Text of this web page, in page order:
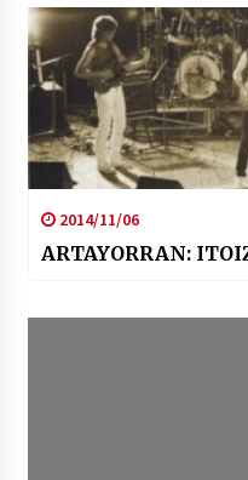
2014/11/06
ARTAYORRAN: